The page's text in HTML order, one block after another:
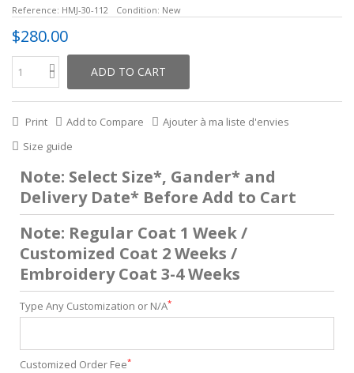
Reference: HMJ-30-112 Condition: New
$280.00
ADD TO CART
Print Add to Compare
Ajouter à ma liste d'envies
Size guide
Note: Select Size*, Gander* and
Delivery Date* Before Add to Cart
Note: Regular Coat 1 Week /
Customized Coat 2 Weeks /
Embroidery Coat 3-4 Weeks
Type Any Customization or N/A*
Customized Order Fee*